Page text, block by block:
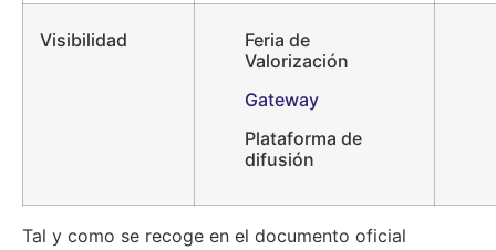
Visibilidad
Feria de
Valorización
Gateway
Plataforma de
difusión
Tal y como se recoge en el documento oficial